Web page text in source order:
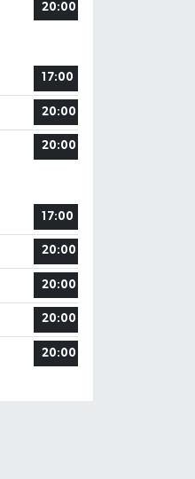
20:00
17:00
20:00
20:00
17:00
20:00
20:00
20:00
20:00